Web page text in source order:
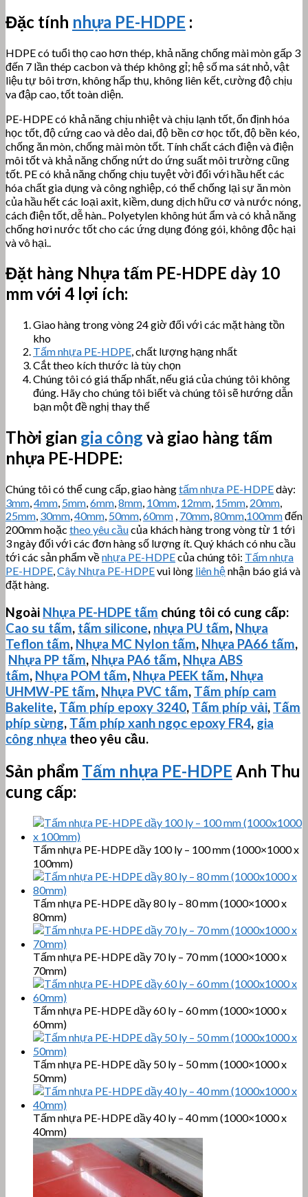
Đặc tính nhựa PE-HDPE :
HDPE cótuổi thọ cao hơn thép, khả năng chống mài mòn gấp 3
đến 7 lần thép cacbon và thép không gỉ; hệ số ma sát nhỏ, vật
liệu tự bôi trơn, không hấp thụ, không liên kết, cường độ chịu
va đập cao, tốt toàn diện.
PE-HDPE có khả năng chịu nhiệt và chịu lạnh tốt, ổn định hóa
học tốt, độ cứng cao và dẻo dai, độ bền cơ học tốt, độ bền kéo,
chống ăn mòn, chống mài mòn tốt. Tính chất cách điện và điện
môi tốt và khả năng chống nứt do ứng suất môi trường cũng
tốt. PE có khả năng chống chịu tuyệt vời đối với hầu hết các
hóa chất gia dụng và công nghiệp, có thể chống lại sự ăn mòn
của hầu hết các loại axit, kiềm, dung dịch hữu cơ và nước nóng,
cách điện tốt, dễ hàn.. Polyetylen không hút ẩm và có khả năng
chống hơi nước tốt cho các ứng dụng đóng gói, không độc hại
và vô hại..
Đặt hàng Nhựa tấm PE-HDPE dày 10
mm với 4 lợi ích:
Giao hàng trong vòng 24 giờ đối với các mặt hàng tồn
kho
Tấm nhựa PE-HDPE, chất lượng hạng nhất
Cắt theo kích thước là tùy chọn
Chúng tôi có giá thấp nhất, nếu giá của chúng tôi không
đúng. Hãy cho chúng tôi biết và chúng tôi sẽ hướng dẫn
bạn một đề nghị thay thế
Thời gian gia công và giao hàng tấm
nhựa PE-HDPE:
Chúng tôi có thể cung cấp, giao hàngtấm nhựa PE-HDPEdày:
3mm,4mm, 5mm,6mm,8mm, 10mm, 12mm, 15mm, 20mm,
25mm, 30mm,40mm, 50mm,60mm , 70mm,80mm,100mmđến
200mm hoặc theo yêu cầucủa khách hàng trong vòng từ 1 tới
3 ngày đối với các đơn hàng số lượng ít. Quý khách có nhu cầu
tới các sản phẩm vềnhựa PE-HDPEcủa chúng tôi: Tấm nhựa
PE-HDPE,Cây Nhựa PE-HDPEvui lòng liên hệnhận báo giá và
đặt hàng.
Ngoài Nhựa PE-HDPE tấm chúng tôi có cung cấp:
Cao su tấm, tấm silicone, nhựa PU tấm, Nhựa
Teflon tấm, Nhựa MC Nylon tấm, Nhựa PA66 tấm,
Nhựa PP tấm, Nhựa PA6 tấm, Nhựa ABS
tấm, Nhựa POM tấm, Nhựa PEEK tấm, Nhựa
UHMW-PE tấm, Nhựa PVC tấm, Tấm phíp cam
Bakelite, Tấm phíp epoxy 3240, Tấm phíp vải, Tấm
phíp sừng, Tấm phíp xanh ngọc epoxy FR4, gia
công nhựa theo yêu cầu.
Sản phẩm Tấm nhựa PE-HDPE Anh Thu
cung cấp:
Tấm nhựa PE-HDPE dầy 100 ly – 100 mm (1000×1000 x
100mm)
Tấm nhựa PE-HDPE dầy 80 ly – 80 mm (1000×1000 x
80mm)
Tấm nhựa PE-HDPE dầy 70 ly – 70 mm (1000×1000 x
70mm)
Tấm nhựa PE-HDPE dầy 60 ly – 60 mm (1000×1000 x
60mm)
Tấm nhựa PE-HDPE dầy 50 ly – 50 mm (1000×1000 x
50mm)
Tấm nhựa PE-HDPE dầy 40 ly – 40 mm (1000×1000 x
40mm)